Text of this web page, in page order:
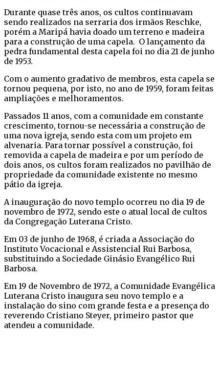
Durante quase três anos, os cultos continuavam
sendo realizados na serraria dos irmãos Reschke,
porém a Maripá havia doado um terreno e madeira
para a construção de uma capela. O lançamento da
pedra fundamental desta capela foi no dia 21 de junho
de 1953.
Com o aumento gradativo de membros, esta capela se
tornou pequena, por isto, no ano de 1959, foram feitas
ampliações e melhoramentos.
Passados 11 anos, com a comunidade em constante
crescimento, tornou-se necessária a construção de
uma nova igreja, sendo esta com um projeto em
alvenaria. Para tornar possível a construção, foi
removida a capela de madeira e por um período de
dois anos, os cultos foram realizados no pavilhão de
propriedade da comunidade existente no mesmo
pátio da igreja.
A inauguração do novo templo ocorreu no dia 19 de
novembro de 1972, sendo este o atual local de cultos
da Congregação Luterana Cristo.
Em 03 de junho de 1968, é criada a Associação do
Instituto Vocacional e Assistencial Rui Barbosa,
substituindo a Sociedade Ginásio Evangélico Rui
Barbosa.
Em 19 de Novembro de 1972, a Comunidade Evangélica
Luterana Cristo inaugura seu novo templo e a
instalação do sino com grande festa e a presença do
reverendo Cristiano Steyer, primeiro pastor que
atendeu a comunidade.